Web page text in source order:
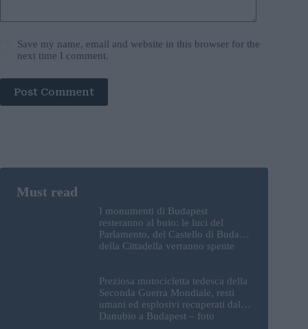
Save my name, email and website in this browser for the
next time I comment.
Post Comment
I monumenti di Budapest
resteranno al buio: le luci del
Parlamento, del Castello di Buda e
della Cittadella verranno spente
Preziosa motocicletta tedesca della
Seconda Guerra Mondiale, resti
umani ed esplosivi recuperati dal
Danubio a Budapest – foto